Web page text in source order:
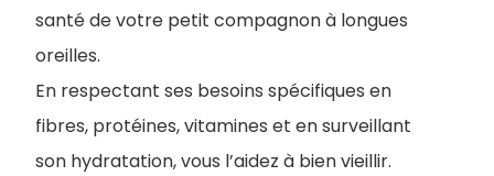
santé de votre petit compagnon à longues
oreilles.
En respectant ses besoins spécifiques en
fibres, protéines, vitamines et en surveillant
son hydratation, vous l’aidez à bien vieillir.